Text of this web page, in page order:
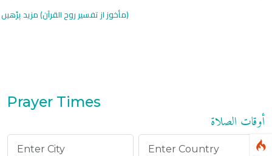
(مأخوز از تفسیر روح القرآن) مزید پڑھیں
Prayer Times
أوقات الصلاة